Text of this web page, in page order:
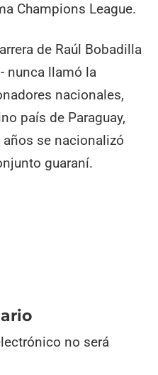
Champions League.
de Raúl Bobadilla
nunca llamó la
nacionales,
país de Paraguay,
se nacionalizó
guaraní.
no será